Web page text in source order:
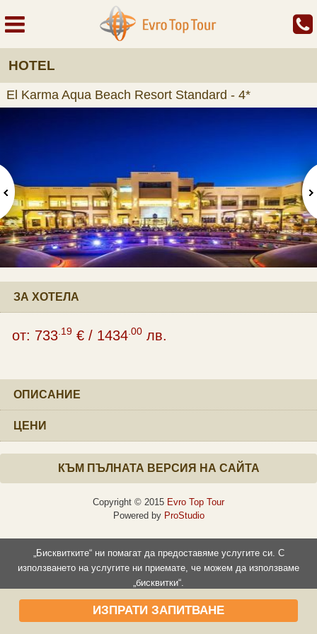
HOTEL
El Karma Aqua Beach Resort Standard - 4*
ЗА ХОТЕЛА
от: 733 .19 € / 1434 .00 лв.
ОПИСАНИЕ
ЦЕНИ
ИЗПРАТИ ЗАПИТВАНЕ
КЪМ ПЪЛНАТА ВЕРСИЯ НА САЙТА
Copyright © 2015 Evro Top Tour
Powered by ProStudio
„Бисквитките“ ни помагат да предоставяме услугите си. С
използването на услугите ни приемате, че можем да използваме
„бисквитки“.
Прочети повече Съгласен съм